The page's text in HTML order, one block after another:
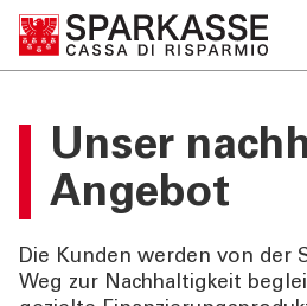
FAMILIEN
GESCHÄFTSKUNDEN
DIENSTLEISTUNGEN
Unser
Angebot
Die Kunden werden von der
Weg zur Nachhaltigkeit